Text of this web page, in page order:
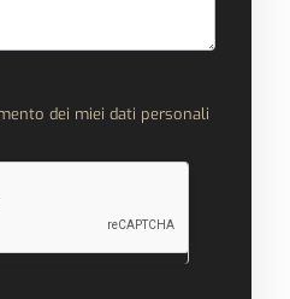
dei miei dati personali